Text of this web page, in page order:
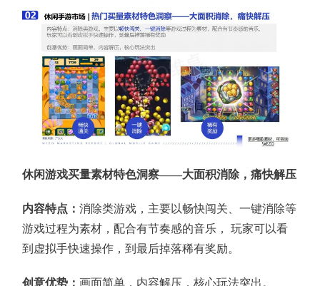
休闲游戏买量素材特色洞察——大面积消除，痛快解压
内容特点：消除类游戏，主要以畅快闯关、一键消除等
游戏过程为素材，配合有节奏感的音乐， 玩家可以看
到虚拟手快速操作，到最后掉落稀有奖励。
创意优势：画面简单，内容解压，核心玩法突出。